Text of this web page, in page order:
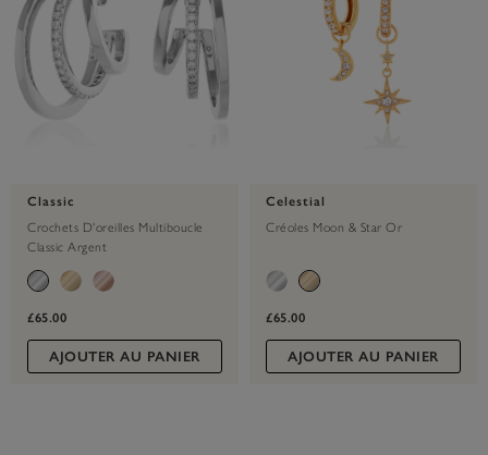
Classic
Crochets D'oreilles Multiboucle
Classic Argent
£65.00
AJOUTER AU PANIER
Celestial
Créoles Moon & Star Or
£65.00
AJOUTER AU PANIER